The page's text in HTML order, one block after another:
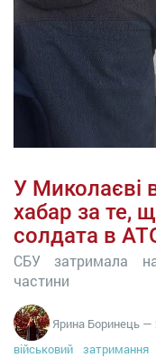
У Миколаєві
хабар за те,
солдата в
СБУ затримала
частини
Ярина Боринець —
військовий
затримання